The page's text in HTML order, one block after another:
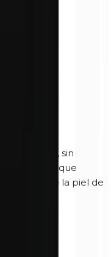
sin
vitamina E, que
protege la piel de